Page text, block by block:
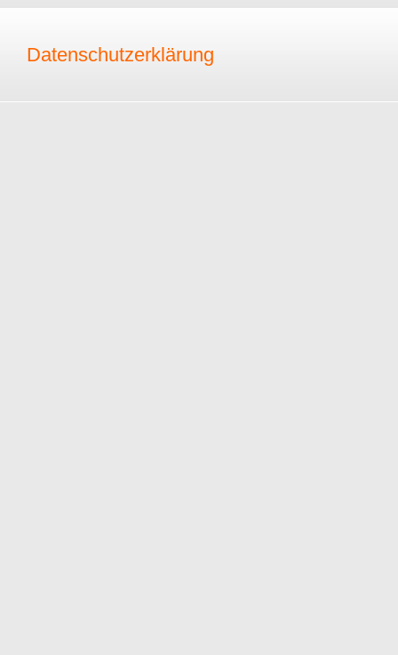
Datenschutzerklärung